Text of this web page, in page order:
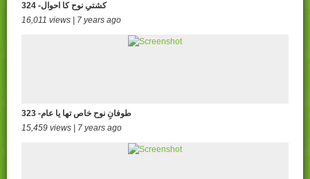
324 -کشتیِ نوح کا احوال
16,011 views | 7 years ago
323 -طوفانِ نوح خاص تھا یا عام
15,459 views | 7 years ago